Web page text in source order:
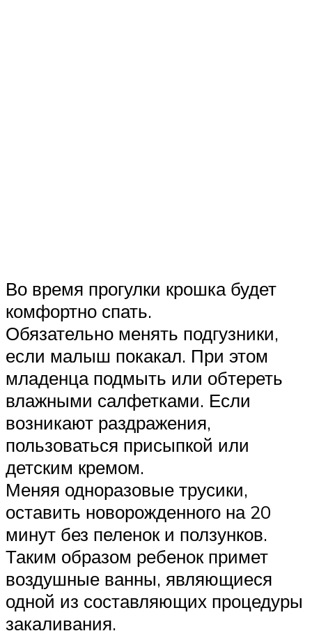
Во время прогулки крошка будет
комфортно спать.
Обязательно менять подгузники,
если малыш покакал. При этом
младенца подмыть или обтереть
влажными салфетками. Если
возникают раздражения,
пользоваться присыпкой или
детским кремом.
Меняя одноразовые трусики,
оставить новорожденного на 20
минут без пеленок и ползунков.
Таким образом ребенок примет
воздушные ванны, являющиеся
одной из составляющих процедуры
закаливания.